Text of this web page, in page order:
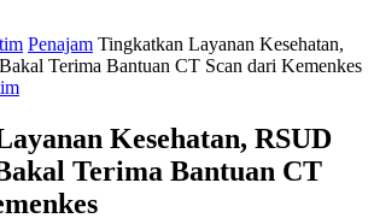
Penajam Tingkatkan Layanan Kesehatan,
Terima Bantuan CT Scan dari Kemenkes
Kesehatan, RSUD
Terima Bantuan CT